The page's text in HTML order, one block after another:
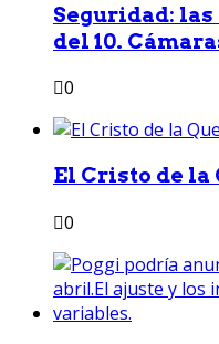
Seguridad:
del 10.
0
El Cristo de la
0